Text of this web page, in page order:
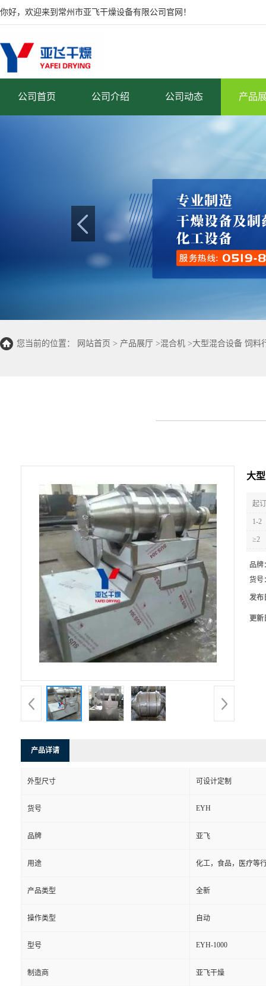
你好，欢迎来到常州市亚飞干燥设备有限公司官网！
公司首页 公司介绍 公司动态 产品
您当前的位置： 网站首页 > 产品展厅 >混合机 >大型混合设备 饲料
大
起
1-2
≥2
品牌
货号
发布
更新
产品详请
外型尺寸 可设计定制
货号 EYH
品牌 亚飞
用途 化工，食品，医疗等
产品类型 全新
操作类型 自动
型号 EYH-1000
制造商 亚飞干燥